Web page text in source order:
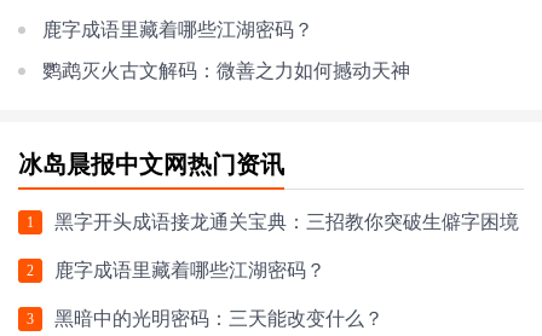
鹿字成语里藏着哪些江湖密码？
鹦鹉灭火古文解码：微善之力如何撼动天神
冰岛晨报中文网热门资讯
1 黑字开头成语接龙通关宝典：三招教你突破生僻字困境
2 鹿字成语里藏着哪些江湖密码？
3 黑暗中的光明密码：三天能改变什么？